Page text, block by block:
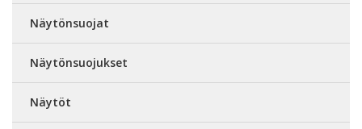
Näytönsuojat
Näytönsuojukset
Näytöt